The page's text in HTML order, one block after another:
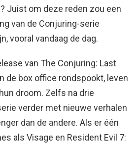
Juist om deze reden zou een
van de Conjuring-serie
vooral vandaag de dag.
van The Conjuring: Last
de box office rondspookt, leven
droom. Zelfs na drie
verder met nieuwe verhalen
dan de andere. Als er één
als Visage en Resident Evil 7: